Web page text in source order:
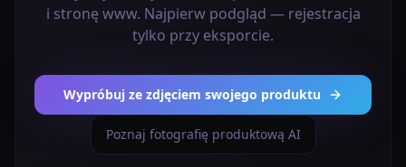
i stronę www. Najpierw podgląd — rejestracja
tylko przy eksporcie.
Wypróbuj ze zdjęciem swojego produktu
Poznaj fotografię produktową AI